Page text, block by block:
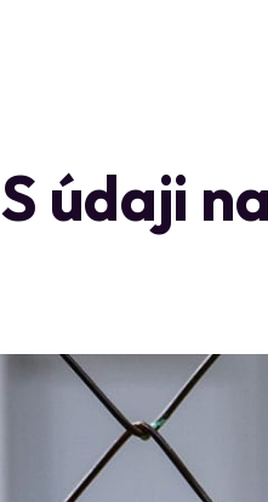
S údaji